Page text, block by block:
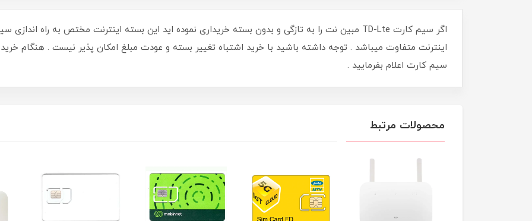
اینترنت متفاوت میباشد . توجه داشته باشید با خرید اشتباه تغییر بسته و عودت مبلغ امکان پذیر نیست . هنگام
سیم کارت اعلام بفرمایید .
محصولات مرتبط